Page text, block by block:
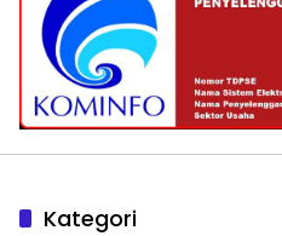
Kategori